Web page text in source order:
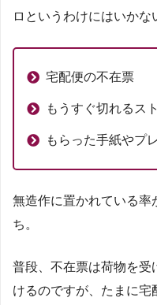
ロというわけにはいかな
宅配便の不在票
もうすぐ切れるス
もらった手紙やプ
無造作に置かれている率
ち。
普段、不在票は荷物を受
けるのですが、たまに宅